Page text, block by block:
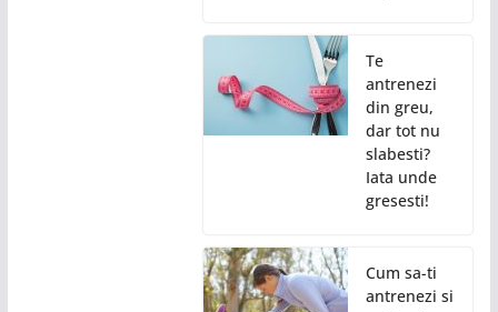
Te
antrenezi
din greu,
dar tot nu
slabesti?
Iata unde
gresesti!
Cum sa-ti
antrenezi si